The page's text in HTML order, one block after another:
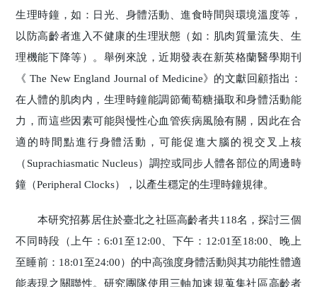
生理時鐘，如：日光、身體活動、進食時間與環境溫度等，
以防高齡者進入不健康的生理狀態（如：肌肉質量流失、生
理機能下降等）。舉例來說，近期發表在新英格蘭醫學期刊
《 The New England Journal of Medicine》的文獻回顧指出：
在人體的肌肉内，生理時鐘能調節葡萄糖攝取和身體活動能
力，而這些因素可能與慢性心血管疾病風險有關，因此在合
適的時間點進行身體活動，可能促進大腦的視交叉上核
（Suprachiasmatic Nucleus）調控或同步人體各部位的周邊時
鐘（Peripheral Clocks），以產生穩定的生理時鐘規律。
本研究招募居住於臺北之社區高齡者共118名，探討三個
不同時段（上午：6:01至12:00、下午：12:01至18:00、晚上
至睡前：18:01至24:00）的中高強度身體活動與其功能性體適
能表現之關聯性。研究團隊使用三軸加速規蒐集社區高齡者